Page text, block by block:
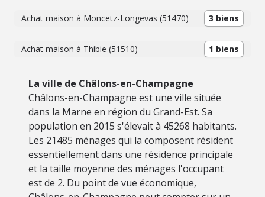
Achat maison à Moncetz-Longevas (51470) 3 biens
Achat maison à Thibie (51510) 1 biens
La ville de Châlons-en-Champagne
Châlons-en-Champagne est une ville située
dans la Marne en région du Grand-Est. Sa
population en 2015 s'élevait à 45268 habitants.
Les 21485 ménages qui la composent résident
essentiellement dans une résidence principale
et la taille moyenne des ménages l'occupant
est de 2. Du point de vue économique,